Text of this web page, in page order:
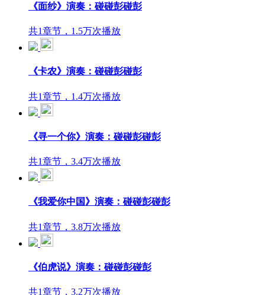
《面纱》演奏：碰碰彭碰彭
共1章节，1.5万次播放
《卡农》演奏：碰碰彭碰彭
共1章节，1.4万次播放
《寻一个你》演奏：碰碰彭碰彭
共1章节，3.4万次播放
《我爱你中国》演奏：碰碰彭碰彭
共1章节，3.8万次播放
《伯虎说》演奏：碰碰彭碰彭
共1章节，3.2万次播放